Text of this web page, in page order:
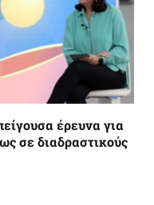
έρευνα για
σε διαδραστικούς